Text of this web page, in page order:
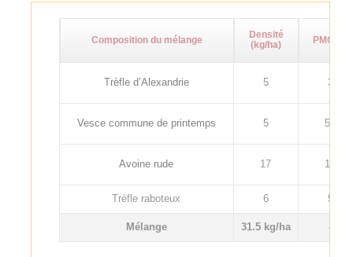
Composition du mélange
Densité
(kg/ha)
PMG (g)
Trèfle d’Alexandrie 5 3
Vesce commune de printemps 5 55
Avoine rude 17 17
Trèfle raboteux 6 5
Mélange 31.5 kg/ha -